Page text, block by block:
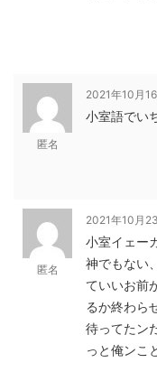
匿名
2021年10月
小室語でい
匿名
2021年10月
小室イェー
神でもない
ていいお前
るか終わら
待ってたン
っと俺ンこ